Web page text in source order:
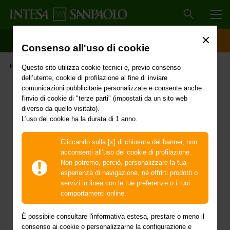
Consenso all'uso di cookie
Questo sito utilizza cookie tecnici e, previo consenso
dell’utente, cookie di profilazione al fine di inviare
comunicazioni pubblicitarie personalizzate e consente anche
l'invio di cookie di "terze parti" (impostati da un sito web
diverso da quello visitato).
L'uso dei cookie ha la durata di 1 anno.
Cliccando sulla [x] di chiusura del banner, non
acconsenti all’uso dei cookie di profilazione.
Non potremo, perciò, personalizzare la tua
esperienza di navigazione, né offrirti prodotti o
servizi in linea con le tue preferenze o i tuoi
comportamenti online.
È possibile consultare l'informativa estesa, prestare o meno il
consenso ai cookie o personalizzarne la configurazione e
Home Covid-19 Fondo Emergenza Imprese Sardegna
Fondo Emergenza
Imprese Sardegna
Supportare sul territorio regionale la ripresa
economica delle attività imprenditoriali, migliorando
la solidità finanziaria delle imprese e contrastando